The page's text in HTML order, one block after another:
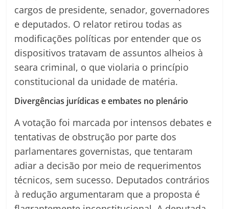
cargos de presidente, senador, governadores
e deputados. O relator retirou todas as
modificações políticas por entender que os
dispositivos tratavam de assuntos alheios à
seara criminal, o que violaria o princípio
constitucional da unidade de matéria.
Divergências jurídicas e embates no plenário
A votação foi marcada por intensos debates e
tentativas de obstrução por parte dos
parlamentares governistas, que tentaram
adiar a decisão por meio de requerimentos
técnicos, sem sucesso. Deputados contrários
à redução argumentaram que a proposta é